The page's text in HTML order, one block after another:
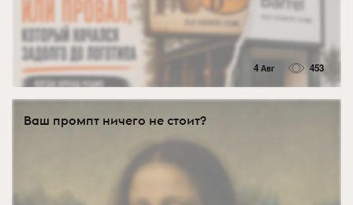
4 Авг 453
Ваш промпт ничего не стоит?